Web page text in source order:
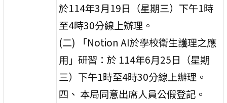
於114年3月19日（星期三）下午1時
至4時30分線上辦理。
(二) 「Notion AI於學校衛生護理之應
用」研習：於 114年6月25日（星期
三）下午1時至4時30分線上辦理。
四、 本局同意出席人員公假登記。